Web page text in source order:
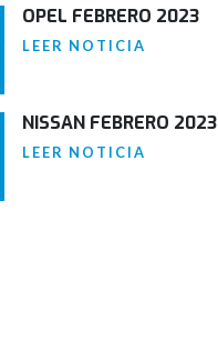
OPEL FEBRERO 2023
LEER NOTICIA
NISSAN FEBRERO 2023
LEER NOTICIA